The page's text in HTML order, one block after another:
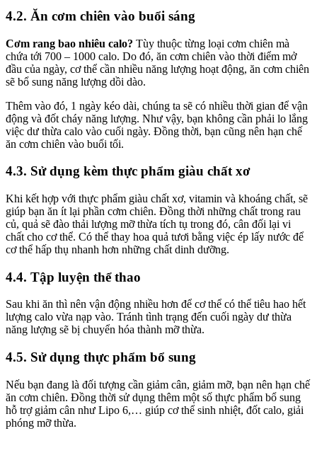
4.2. Ăn cơm chiên vào buổi sáng
Cơm rang bao nhiêu calo? Tùy thuộc từng loại cơm chiên mà
chứa tới 700 – 1000 calo. Do đó, ăn cơm chiên vào thời điểm mở
đầu của ngày, cơ thể cần nhiều năng lượng hoạt động, ăn cơm chiên
sẽ bổ sung năng lượng dồi dào.
Thêm vào đó, 1 ngày kéo dài, chúng ta sẽ có nhiều thời gian để vận
động và đốt cháy năng lượng. Như vậy, bạn không cần phải lo lắng
việc dư thừa calo vào cuối ngày. Đồng thời, bạn cũng nên hạn chế
ăn cơm chiên vào buổi tối.
4.3. Sử dụng kèm thực phẩm giàu chất xơ
Khi kết hợp với thực phẩm giàu chất xơ, vitamin và khoáng chất, sẽ
giúp bạn ăn ít lại phần cơm chiên. Đồng thời những chất trong rau
củ, quả sẽ đào thải lượng mỡ thừa tích tụ trong đó, cân đối lại vi
chất cho cơ thể. Có thể thay hoa quả tươi bằng việc ép lấy nước để
cơ thể hấp thụ nhanh hơn những chất dinh dưỡng.
4.4. Tập luyện thể thao
Sau khi ăn thì nên vận động nhiều hơn để cơ thể có thể tiêu hao hết
lượng calo vừa nạp vào. Tránh tình trạng đến cuối ngày dư thừa
năng lượng sẽ bị chuyển hóa thành mỡ thừa.
4.5. Sử dụng thực phẩm bổ sung
Nếu bạn đang là đối tượng cần giảm cân, giảm mỡ, bạn nên hạn chế
ăn cơm chiên. Đồng thời sử dụng thêm một số thực phẩm bổ sung
hỗ trợ giảm cân như Lipo 6,… giúp cơ thể sinh nhiệt, đốt calo, giải
phóng mỡ thừa.